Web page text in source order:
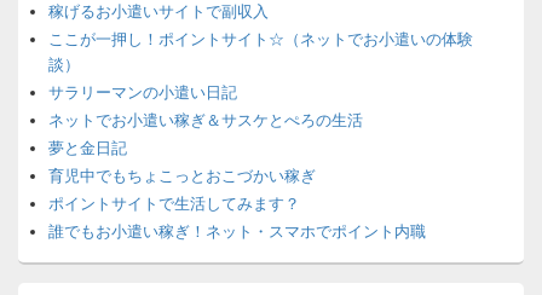
稼げるお小遣いサイトで副収入
ここが一押し！ポイントサイト☆（ネットでお小遣いの体験
談）
サラリーマンの小遣い日記
ネットでお小遣い稼ぎ＆サスケとぺろの生活
夢と金日記
育児中でもちょこっとおこづかい稼ぎ
ポイントサイトで生活してみます？
誰でもお小遣い稼ぎ！ネット・スマホでポイント内職
ネットで簡単にお小遣い稼ぎ☆安心・安全・リスクなし☆